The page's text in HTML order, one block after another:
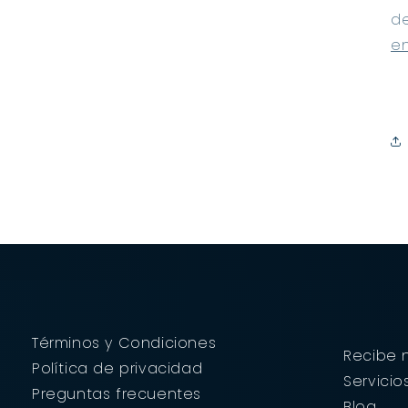
Términos y Condiciones
Política de privacidad
Preguntas frecuentes
Recibe